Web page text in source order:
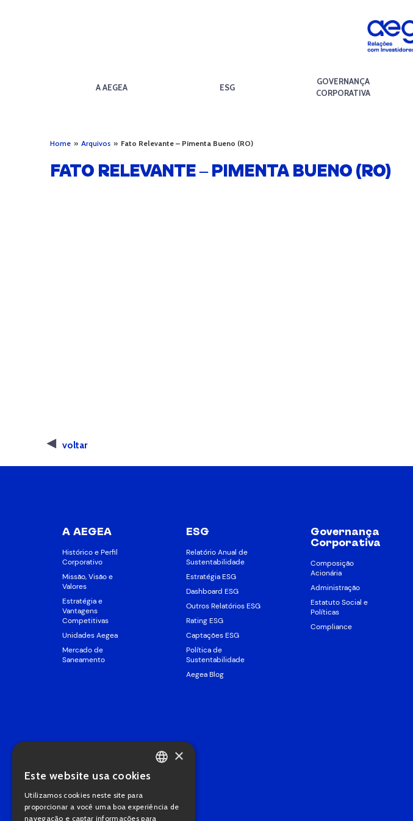
A AEGEA ESG
GOVERNANÇA
CORPORATIVA
Home » Arquivos » Fato Relevante – Pimenta Bueno (RO)
FATO RELEVANTE – PIMENTA BUENO (RO)
voltar
A AEGEA
Histórico e Perfil
Corporativo
Missão, Visão e
Valores
Estratégia e
Vantagens
Competitivas
Unidades Aegea
Mercado de
Saneamento
ESG
Relatório Anual de
Sustentabilidade
Estratégia ESG
Dashboard ESG
Outros Relatórios ESG
Rating ESG
Captações ESG
Política de
Sustentabilidade
Aegea Blog
Governança
Corporativa
Composição
Acionária
Administração
Estatuto Social e
Políticas
Compliance
PORTUGUESE
×
Este website usa cookies
Utilizamos cookies neste site para
proporcionar a você uma boa experiência de
navegação e captar informações para